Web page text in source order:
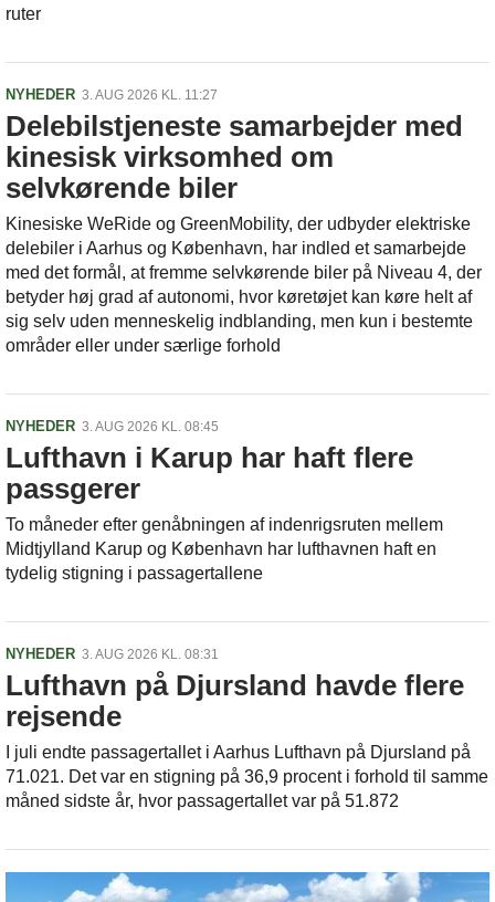
ruter
NYHEDER 3. AUG 2026 KL. 11:27
Delebilstjeneste samarbejder med
kinesisk virksomhed om
selvkørende biler
Kinesiske WeRide og GreenMobility, der udbyder elektriske
delebiler i Aarhus og København, har indled et samarbejde
med det formål, at fremme selvkørende biler på Niveau 4, der
betyder høj grad af autonomi, hvor køretøjet kan køre helt af
sig selv uden menneskelig indblanding, men kun i bestemte
områder eller under særlige forhold
NYHEDER 3. AUG 2026 KL. 08:45
Lufthavn i Karup har haft flere
passgerer
To måneder efter genåbningen af indenrigsruten mellem
Midtjylland Karup og København har lufthavnen haft en
tydelig stigning i passagertallene
NYHEDER 3. AUG 2026 KL. 08:31
Lufthavn på Djursland havde flere
rejsende
I juli endte passagertallet i Aarhus Lufthavn på Djursland på
71.021. Det var en stigning på 36,9 procent i forhold til samme
måned sidste år, hvor passagertallet var på 51.872